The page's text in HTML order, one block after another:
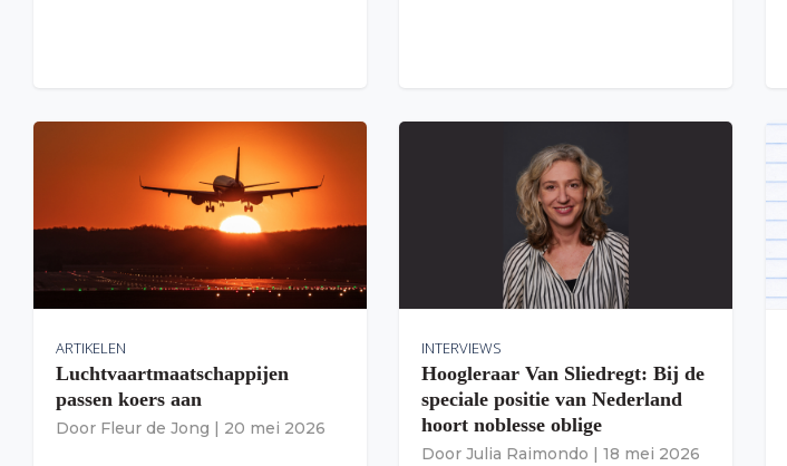
ARTIKELEN
Luchtvaartmaatschappijen
passen koers aan
Door Fleur de Jong | 20 mei 2026
INTERVIEWS
Hoogleraar Van Sliedregt: Bij de
speciale positie van Nederland
hoort noblesse oblige
Door Julia Raimondo | 18 mei 2026